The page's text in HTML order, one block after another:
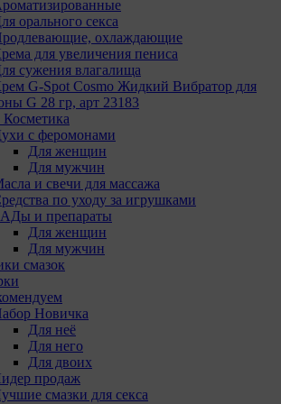
орального секса
охлаждающие
для увеличения пениса
сужения влагалища
G-Spot Cosmo Жидкий Вибратор для
G 28 гр, арт 23183
с феромонами
Для женщин
Для мужчин
и свечи для массажа
по уходу за игрушками
и препараты
Для женщин
Для мужчин
смазок
Новичка
Для неё
Для него
Для двоих
продаж
смазки для секса
имя пользователя. Данные файлы
для обеспечения работы
дополнительных функций сайтов,
хранения предпочтений
в том числе имени пользователя
языка, и для предотвращения
прохождений опросов
Подобные функции улучшают
пользователей с сайтом.
предпочтений, например, для
контента. Данные файлы cookie
о выборе пользователя на
предпочтениях и позволяют Обществу
информацию о выбранном
городе и других местных
для того, чтобы соответствующим
сайт.
файлы cookie, например
Google Analytics. Данные файлы
информацию о том, как
использовал сайты, и позволяют
в них улучшения.